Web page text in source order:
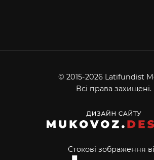
© 2015-2026 Latifundist
Всі права захищені.
Стокові зображення